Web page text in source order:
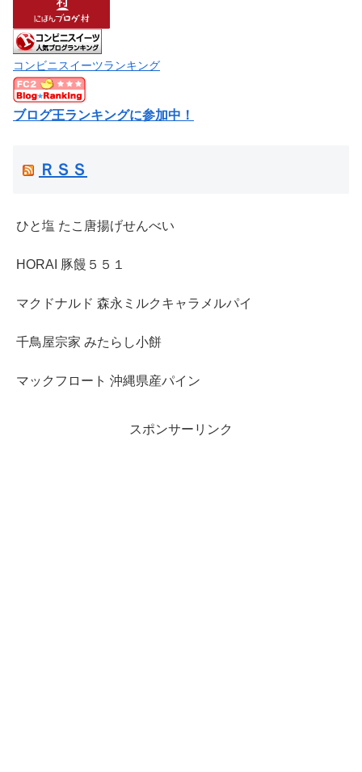
コンビニスイーツランキング
ブログ王ランキングに参加中！
ＲＳＳ
ひと塩 たこ唐揚げせんべい
HORAI 豚饅５５１
マクドナルド 森永ミルクキャラメルパイ
千鳥屋宗家 みたらし小餅
マックフロート 沖縄県産パイン
スポンサーリンク